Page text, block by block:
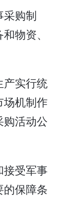
购制
物资、
实行统
场机制作
购活动公
接受军事
的保障条